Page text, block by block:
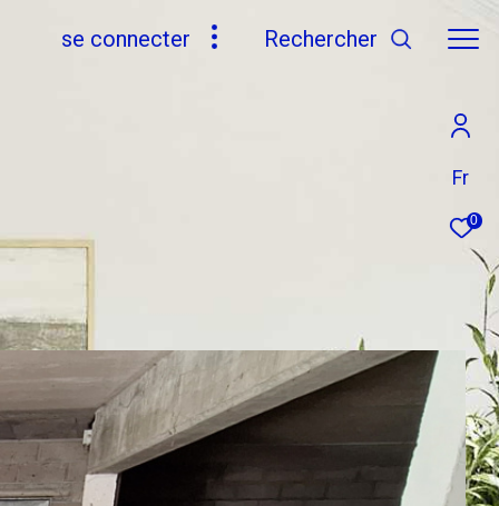
Fr
0
se connecter rechercher